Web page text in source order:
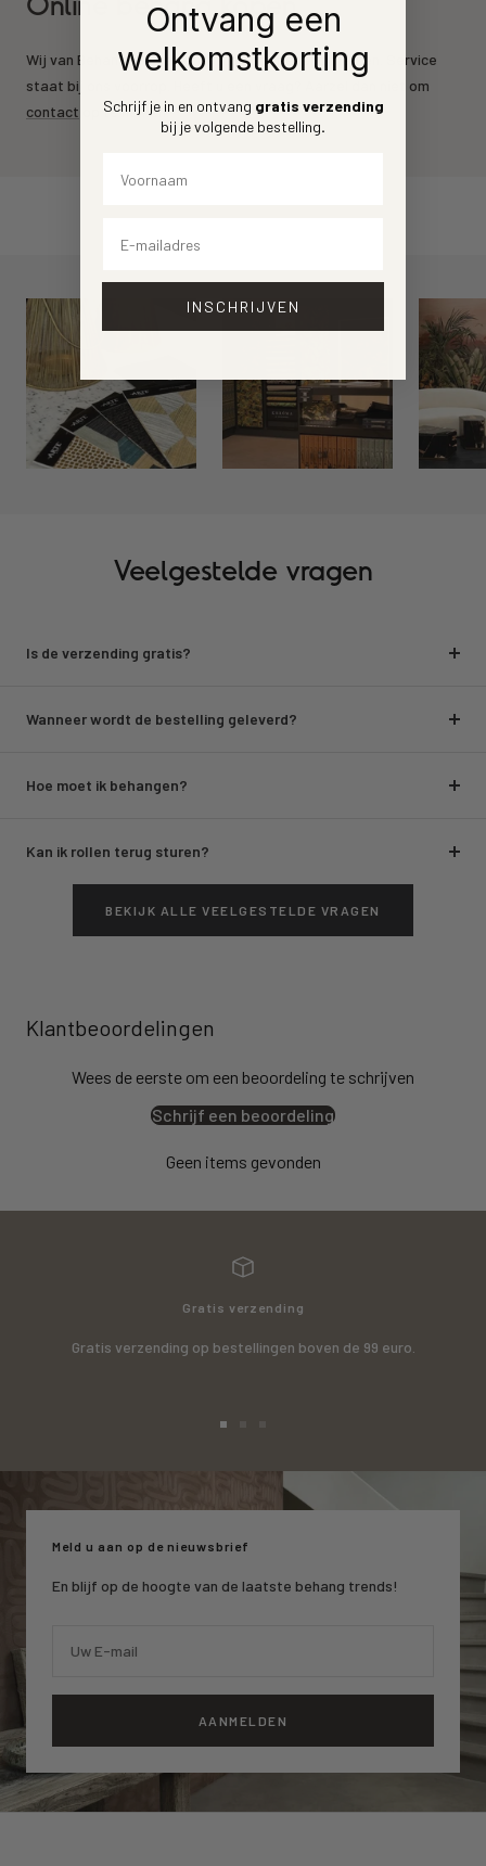
Wij van Behang.nl leveren de mooiste behang merken. Service
staat bij ons voorrop. Heeft u een vraag? Aarzel dan niet om
contact op te nemen.
Veelgestelde vragen
Is de verzending gratis?
Wanneer wordt de bestelling geleverd?
Hoe moet ik behangen?
Kan ik rollen terug sturen?
BEKIJK ALLE VEELGESTELDE VRAGEN
Klantbeoordelingen
Wees de eerste om een beoordeling te schrijven
Schrijf een beoordeling
Geen items gevonden
Gratis verzending
Gratis verzending op bestellingen boven de 99 euro.
1
2
slide
3
Meld u aan op de nieuwsbrief
En blijf op de hoogte van de laatste behang trends!
Uw E-mail
AANMELDEN
Ontvang een
welkomstkorting
Schrijf je in en ontvang gratis verzending
bij je volgende bestelling.
INSCHRIJVEN